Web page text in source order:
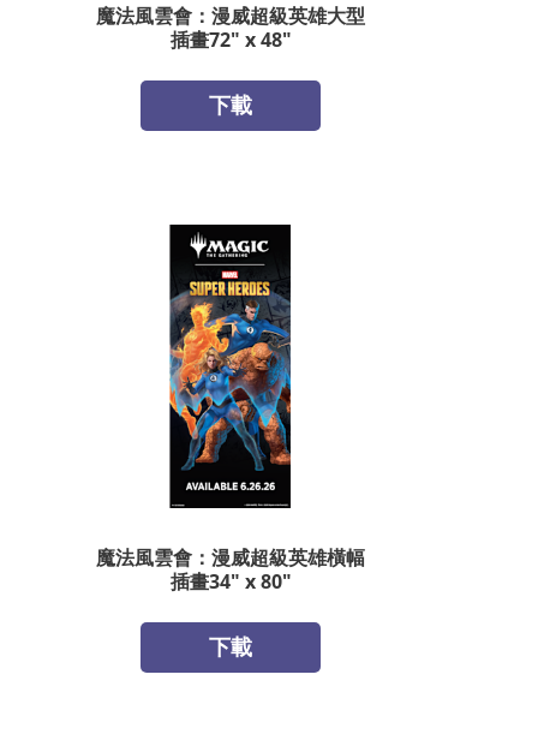
魔法風雲會：漫威超級英雄大型
插畫72" x 48"
下載
魔法風雲會：漫威超級英雄橫幅
插畫34" x 80"
下載